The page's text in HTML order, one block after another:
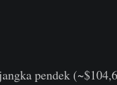
pendek